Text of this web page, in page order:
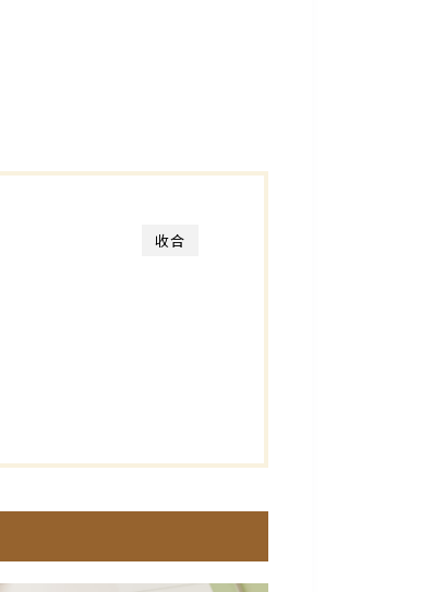
收合